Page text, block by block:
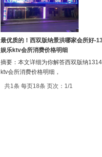
最优质的！西双版纳景洪哪家会所好-
娱乐ktv会所消费价格明细
摘要：本文详细为你解答西双版纳
ktv会所消费价格明细，
共1条 每页18条 页次：1/1